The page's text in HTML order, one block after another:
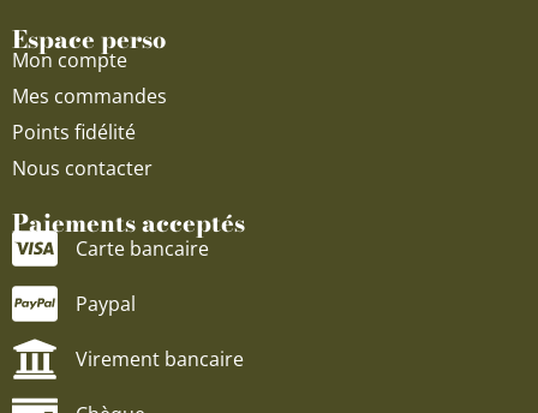
Espace perso
Mon compte
Mes commandes
Points fidélité
Nous contacter
Paiements acceptés
Carte bancaire
Paypal
Virement bancaire